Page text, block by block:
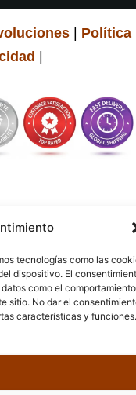
tecnologías como las
dispositivo. El
como el comportamiento
sitio. No dar el
características y funciones.
Política